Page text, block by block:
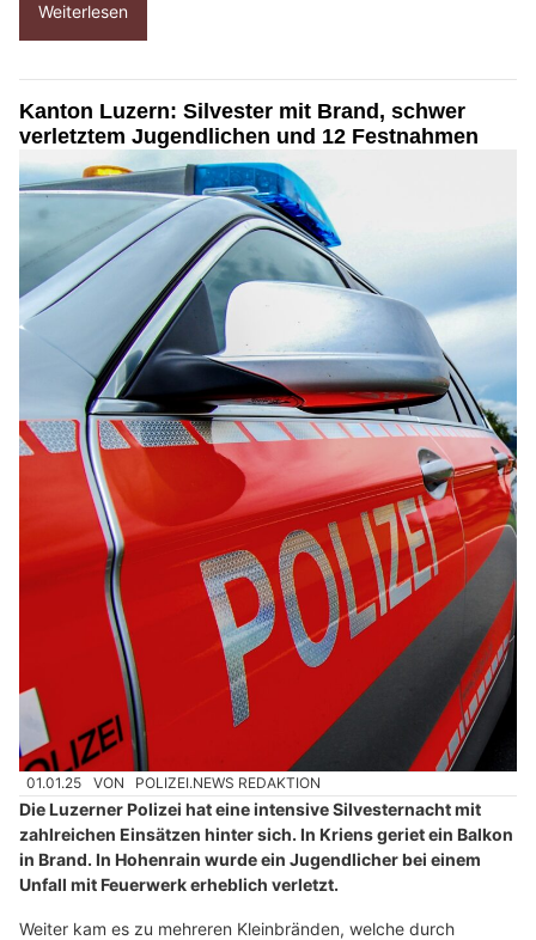
Weiterlesen
Kanton Luzern: Silvester mit Brand, schwer
verletztem Jugendlichen und 12 Festnahmen
01.01.25 VON POLIZEI.NEWS REDAKTION
Die Luzerner Polizei hat eine intensive Silvesternacht mit
zahlreichen Einsätzen hinter sich. In Kriens geriet ein Balkon
in Brand. In Hohenrain wurde ein Jugendlicher bei einem
Unfall mit Feuerwerk erheblich verletzt.
Weiter kam es zu mehreren Kleinbränden, welche durch